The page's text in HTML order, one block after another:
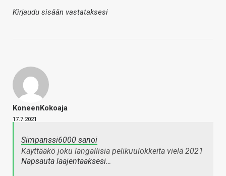
Kirjaudu sisään vastataksesi
KoneenKokoaja
17.7.2021
Simpanssi6000 sanoi
Käyttääkö joku langallisia pelikuulokkeita vielä 2021
Napsauta laajentaaksesi…